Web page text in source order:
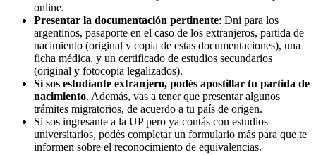
online.
Presentar la documentación pertinente: Dni para los
argentinos, pasaporte en el caso de los extranjeros, partida de
nacimiento (original y copia de estas documentaciones), una
ficha médica, y un certificado de estudios secundarios
(original y fotocopia legalizados).
Si sos estudiante extranjero, podés apostillar tu partida de
nacimiento. Además, vas a tener que presentar algunos
trámites migratorios, de acuerdo a tu país de origen.
Si sos ingresante a la UP pero ya contás con estudios
universitarios, podés completar un formulario más para que te
informen sobre el reconocimiento de equivalencias.